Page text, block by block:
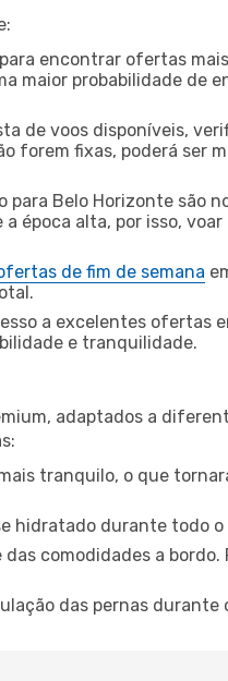
encontrar ofertas
maior probabilidade de
de voos disponíveis,
forem fixas, poderá ser
para Belo Horizonte são
época alta, por isso, voar
de fim de semana
a excelentes ofertas
e tranquilidade.
adaptados a
tranquilo, o que
hidratado durante todo o
comodidades a bordo.
das pernas durante